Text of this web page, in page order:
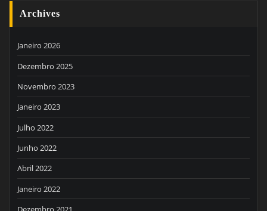
Archives
Janeiro 2026
Dezembro 2025
Novembro 2023
Janeiro 2023
Julho 2022
Junho 2022
Abril 2022
Janeiro 2022